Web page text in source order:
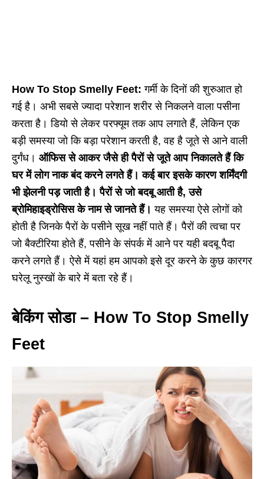
How To Stop Smelly Feet: गर्मी के दिनों की शुरुआत हो
गई है। अभी सबसे ज्यादा परेशान शरीर से निकलने वाला पसीना
करता है। डियो से लेकर परफ्यूम तक आप लगाते हैं, लेकिन एक
बड़ी समस्या जो कि बड़ा परेशान करती है, वह है जूते से आने वाली
दुर्गंध। ऑफिस से आकर जैसे ही पैरों से जूते आप निकालते हैं कि
घर में लोग नाक बंद करने लगते हैं। कई बार इसके कारण शर्मिंदगी
भी झेलनी पड़ जाती है। पैरों से जो बदबू आती है, उसे
ब्रोमिहाइड्रोसिस के नाम से जानते हैं।यह समस्या ऐसे लोगों को
होती है जिनके पैरों के पसीने सूख नहीं पाते हैं। पैरों की त्वचा पर
जो बैक्टीरिया होते हैं, पसीने के संपर्क में आने पर यही बदबू पैदा
करने लगते हैं। ऐसे में यहां हम आपको इसे दूर करने के कुछ कारगर
घरेलू नुस्खों के बारे में बता रहे हैं।
बेकिंग सोडा – How To Stop Smelly
Feet